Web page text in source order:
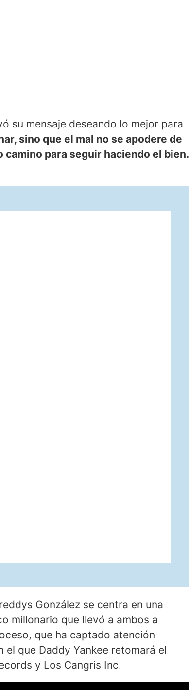
su mensaje deseando lo mejor para
sino que el mal no se apodere de
para seguir haciendo el bien.
González se centra en una
millonario que llevó a ambos a
que ha captado atención
que Daddy Yankee retomará el
y Los Cangris Inc.